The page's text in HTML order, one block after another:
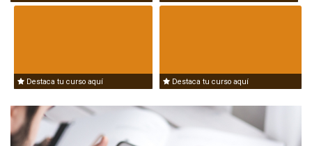
Destaca tu curso aquí Destaca tu curso aquí